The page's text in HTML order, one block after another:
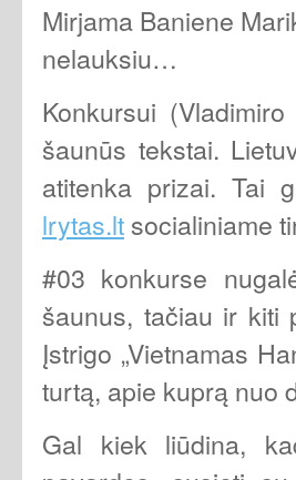
Mirjama Baniene
nelauksiu…
Konkursui
šaunūs tekstai.
atitenka prizai. Tai
lrytas.lt socialiniame
#03 konkurse
šaunus, tačiau ir kiti
Įstrigo „Vietnamas
turtą, apie kuprą nuo
Gal kiek liūdina,